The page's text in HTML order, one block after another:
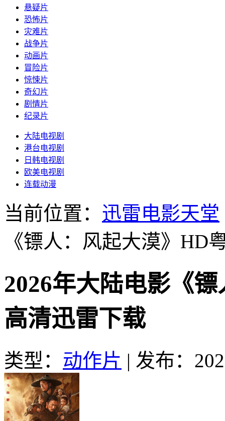
悬疑片
恐怖片
灾难片
战争片
动画片
冒险片
惊悚片
奇幻片
剧情片
纪录片
大陆电视剧
港台电视剧
日韩电视剧
欧美电视剧
连载动漫
当前位置： 迅雷电影天堂
《镖人：风起大漠》HD
2026年大陆电影《
高清迅雷下载
类型： 动作片 | 发布：